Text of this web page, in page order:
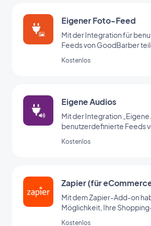
Eigener Foto-Feed
Mit der Integration für
Feeds von GoodBarber
benutzerdefinierten Feed.
Kostenlos
Eigene Audios
Mit der Integration „Eigene
benutzerdefinierte Feeds
Ihren eigenen
Kostenlos
Zapier (für
Mit dem Zapier-Add-on
Möglichkeit, Ihre
Kostenlos